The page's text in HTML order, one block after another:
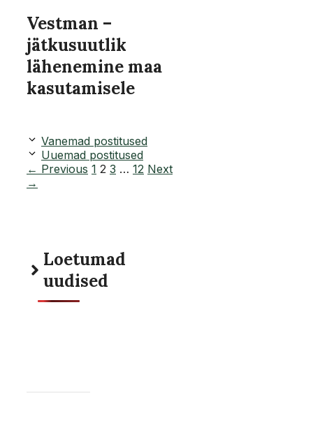
Vestman –
jätkusuutlik
lähenemine maa
kasutamisele
Vanemad postitused
Uuemad postitused
← Previous Page
1 Page
2 Page
3 … Page
12 Next
→
Loetumad
uudised